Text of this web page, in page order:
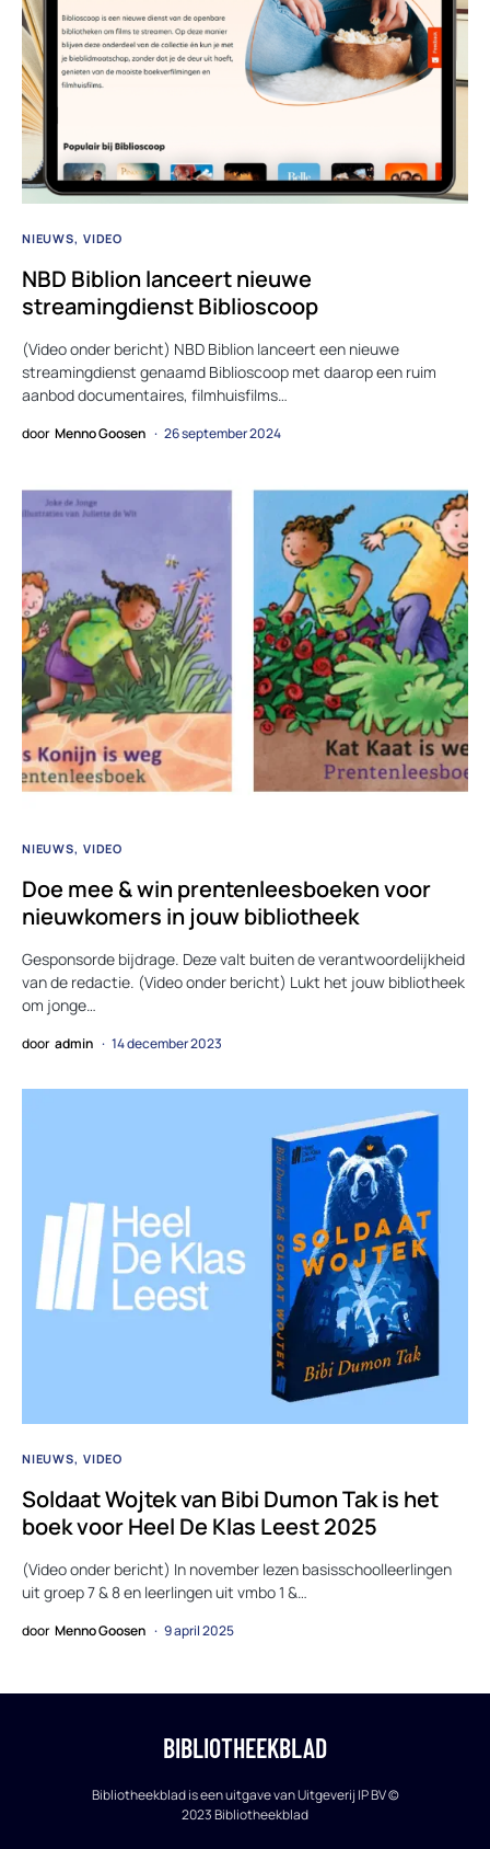
NIEUWS VIDEO
NBD Biblion lanceert nieuwe
streamingdienst Biblioscoop
(Video onder bericht) NBD Biblion lanceert een nieuwe
streamingdienst genaamd Biblioscoop met daarop een ruim
aanbod documentaires, filmhuisfilms…
door Menno Goosen 26 september 2024
NIEUWS VIDEO
Doe mee & win prentenleesboeken voor
nieuwkomers in jouw bibliotheek
Gesponsorde bijdrage. Deze valt buiten de verantwoordelijkheid
van de redactie. (Video onder bericht) Lukt het jouw bibliotheek
om jonge…
door admin 14 december 2023
NIEUWS VIDEO
Soldaat Wojtek van Bibi Dumon Tak is het
boek voor Heel De Klas Leest 2025
(Video onder bericht) In november lezen basisschoolleerlingen
uit groep 7 & 8 en leerlingen uit vmbo 1 &…
door Menno Goosen 9 april 2025
BIBLIOTHEEKBLAD
Bibliotheekblad is een uitgave van Uitgeverij IP BV ©
2023 Bibliotheekblad